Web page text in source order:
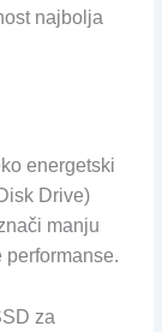
najbolja
energetski
Drive)
manju
performanse.
za